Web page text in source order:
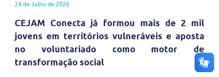
24 de Julho de 2026
CEJAM Conecta já formou mais de 2 mil
jovens em territórios vulneráveis e aposta
no voluntariado como motor de
transformação social